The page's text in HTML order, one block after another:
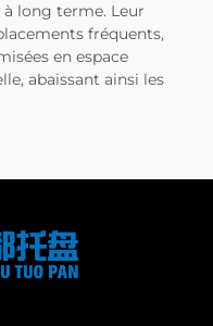
long terme. Leur
fréquents,
en espace
abaissant ainsi les